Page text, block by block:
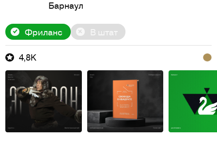
Барнаул
Фриланс В штат
4,8K